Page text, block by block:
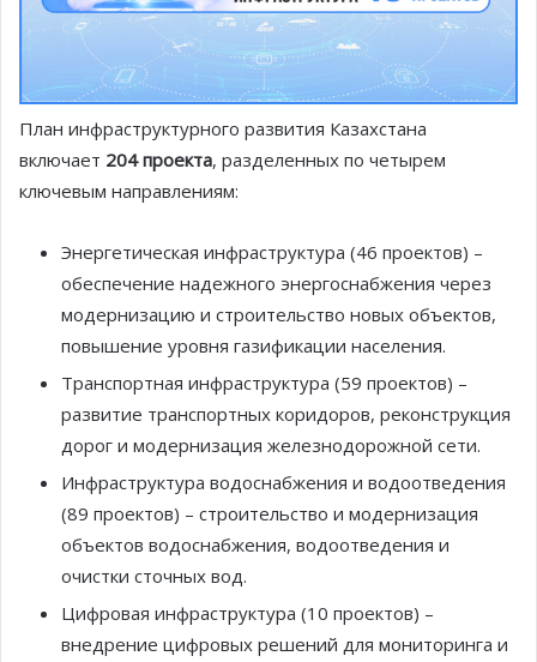
План инфраструктурного развития Казахстана
включает 204 проекта, разделенных по четырем
ключевым направлениям:
Энергетическая инфраструктура (46 проектов) –
обеспечение надежного энергоснабжения через
модернизацию и строительство новых объектов,
повышение уровня газификации населения.
Транспортная инфраструктура (59 проектов) –
развитие транспортных коридоров, реконструкция
дорог и модернизация железнодорожной сети.
Инфраструктура водоснабжения и водоотведения
(89 проектов) – строительство и модернизация
объектов водоснабжения, водоотведения и
очистки сточных вод.
Цифровая инфраструктура (10 проектов) –
внедрение цифровых решений для мониторинга и